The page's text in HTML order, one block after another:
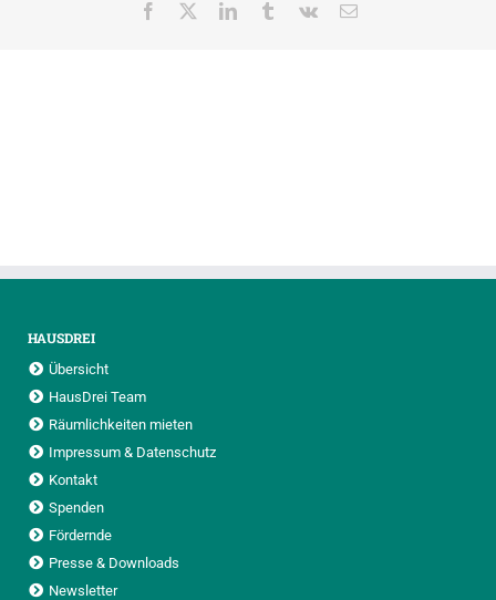
Facebook
LinkedInTumblrVk
E-
HAUSDREI
Übersicht
HausDrei Team
Räumlichkeiten mieten
Impressum & Datenschutz
Kontakt
Spenden
Fördernde
Presse & Downloads
Newsletter